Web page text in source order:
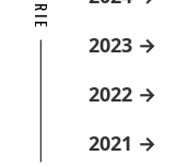
2023
2022
2021